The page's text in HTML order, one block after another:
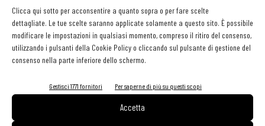
Clicca qui sotto per acconsentire a quanto sopra o per fare scelte
dettagliate. Le tue scelte saranno applicate solamente a questo sito. È possibile
modificare le impostazioni in qualsiasi momento, compreso il ritiro del consenso,
utilizzando i pulsanti della Cookie Policy o cliccando sul pulsante di gestione del
consenso nella parte inferiore dello schermo.
Gestisci 1771 fornitori Per saperne di più su questi scopi
Accetta
Un ingrediente versatile
L’ultimo a parlarci di gelato è Simone Bonini, titolare della gelateria
Carapina di Firenze, da molti conosciuto per la qualità e
che in futuro il gelato salato si svilupperà ancora di più. Ho iniziato
aprendo una gelateria dove da subito ho voluto proporre gusti